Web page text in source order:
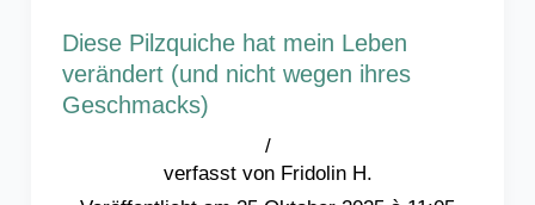
Diese Pilzquiche hat mein Leben
verändert (und nicht wegen ihres
Geschmacks)
Fridolin H.
/